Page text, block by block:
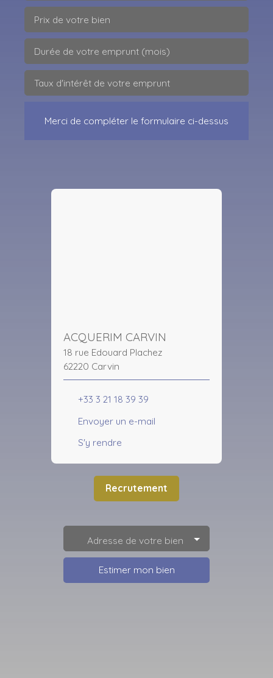
Prix de votre bien
Durée de votre emprunt (mois)
Taux d'intérêt de votre emprunt
Merci de compléter le formulaire ci-dessus
ACQUERIM CARVIN
18 rue Edouard Plachez
62220 Carvin
+33 3 21 18 39 39
Envoyer un e-mail
S'y rendre
Recrutement
Adresse de votre bien
Estimer mon bien